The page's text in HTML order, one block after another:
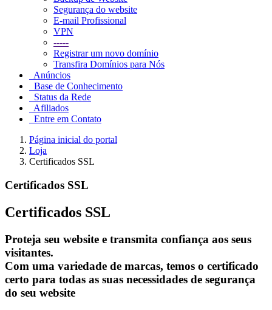
Segurança do website
E-mail Profissional
VPN
-----
Registrar um novo domínio
Transfira Domínios para Nós
Anúncios
Base de Conhecimento
Status da Rede
Afiliados
Entre em Contato
Página inicial do portal
Loja
Certificados SSL
Certificados SSL
Certificados SSL
Proteja seu website e transmita confiança aos seus
visitantes.
Com uma variedade de marcas, temos o certificado
certo para todas as suas necessidades de segurança
do seu website